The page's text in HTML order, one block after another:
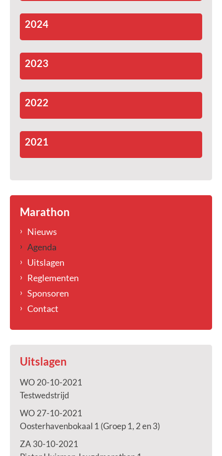
2024
2023
2022
2021
Marathon
Nieuws
Agenda
Uitslagen
Reglementen
Sponsoren
Contact
Uitslagen
WO 20-10-2021
Testwedstrijd
WO 27-10-2021
Oosterhavenbokaal 1 (Groep 1, 2 en 3)
ZA 30-10-2021